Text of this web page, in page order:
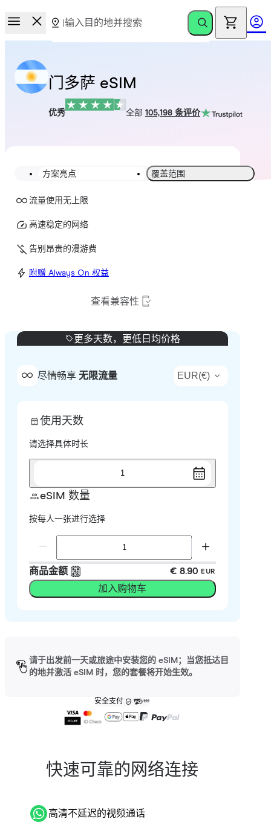
门多萨 eSIM
优秀 全部 105,198 条评价
方案亮点 覆盖范围
流量使用无上限
高速稳定的网络
告别昂贵的漫游费
附赠 Always On 权益
查看兼容性
更多天数，更低日均价格
尽情畅享 无限流量 EUR(€)
使用天数
请选择具体时长
1
eSIM 数量
按每人一张进行选择
商品金额 € 8.90 EUR
加入购物车
请于出发前一天或旅途中安装您的 eSIM；当您抵达目
的地并激活 eSIM 时，您的套餐将开始生效。
安全支付
快速可靠的网络连接
高清不延迟的视频通话